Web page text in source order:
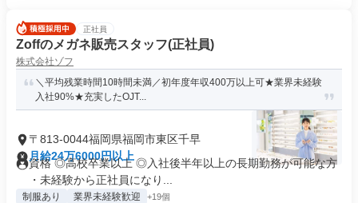
正社員
Zoffのメガネ販売スタッフ(正社員)
株式会社ゾフ
＼平均残業時間10時間未満／初年度年収400万以上可★業界未経験
入社90%★充実したOJT...
〒813-0044福岡県福岡市東区千早
月給24万6000円以上
資格 ◎高校卒業以上 ◎入社後半年以上の長期勤務が可能な方
・未経験から正社員になり...
制服あり 業界未経験歓迎 +19個